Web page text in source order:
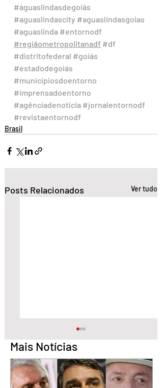
#águaslindasdegoiás
#aguaslindascity #aguaslindasgoias
#aguaslinda #entornodf
#regiãometropolitanadf #df
#distritofederal #goiás
#estadodegoiás
#municípiosdoentorno
#imprensadoentorno
#agênciadenotícia #jornalentornodf
#revistaentornodf
Brasil
Posts Relacionados Ver tudo
Mais Notícias